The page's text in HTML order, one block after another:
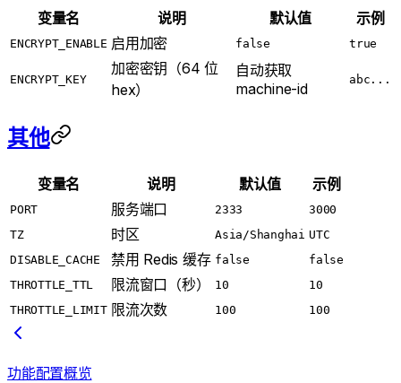
变量名 说明 默认值 示例
ENCRYPT_ENABLE 启用加密 false true
ENCRYPT_KEY
加密密钥（64 位
hex）
自动获取
machine-id
abc...
其他
变量名 说明 默认值 示例
PORT 服务端口 2333
3000
TZ
时区 Asia/Shanghai UTC
DISABLE_CACHE
禁用 Redis 缓存 false
false
THROTTLE_TTL
限流窗口（秒） 10
10
THROTTLE_LIMIT 限流次数 100 100
功能配置概览